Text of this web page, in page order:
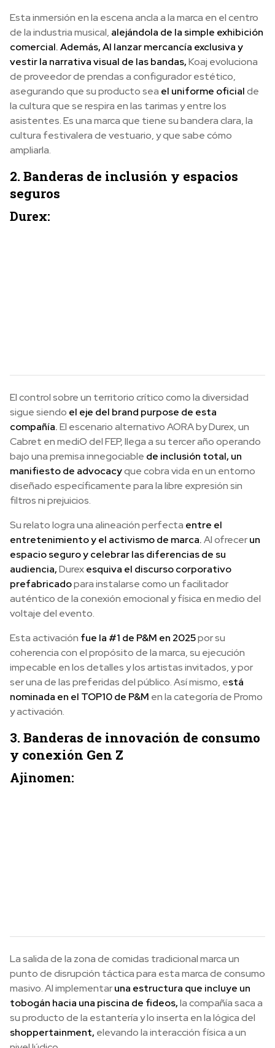
Esta inmersión en la escena ancla a la marca en el centro
de la industria musical, alejándola de la simple exhibición
comercial. Además,Al lanzar mercancía exclusiva y
vestir la narrativa visual de las bandas,Koaj evoluciona
de proveedor de prendas a configurador estético,
asegurando que su producto sea el uniforme oficialde
la cultura que se respira en las tarimas y entre los
asistentes. Es una marca que tiene su bandera clara, la
cultura festivalera de vestuario, y que sabe cómo
ampliarla.
2. Banderas de inclusión y espacios
seguros
Durex:
El control sobre un territorio crítico como la diversidad
sigue siendo el eje del brand purpose de esta
compañía.El escenario alternativo AORA by Durex, un
Cabret en mediO del FEP, llega a su tercer año operando
bajo una premisa innegociable de inclusión total, un
manifiesto de advocacyque cobra vida en un entorno
diseñado específicamente para la libre expresión sin
filtros ni prejuicios.
Su relato logra una alineación perfecta entre el
entretenimiento y el activismo de marca.Al ofrecerun
espacio seguro y celebrar las diferencias de su
audiencia,Durexesquiva el discurso corporativo
prefabricadopara instalarse como un facilitador
auténtico de la conexión emocional y física en medio del
voltaje del evento.
Esta activación fue la #1 de P&M en 2025por su
coherencia con el propósito de la marca, su ejecución
impecable en los detalles y los artistas invitados, y por
ser una de las preferidas del público. Así mismo, está
nominada en el TOP10 de P&M en la categoría de Promo
y activación.
3. Banderas de innovación de consumo
y conexión Gen Z
Ajinomen:
La salida de la zona de comidas tradicional marca un
punto de disrupción táctica para esta marca de consumo
masivo. Al implementaruna estructura que incluye un
tobogán hacia una piscina de fideos,la compañía saca a
su producto de la estantería y lo inserta en la lógica del
shoppertainment, elevando la interacción física a un